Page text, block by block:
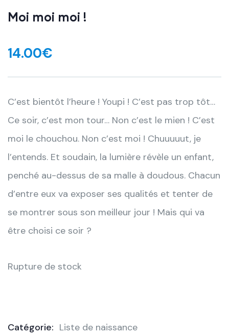
Moi moi moi !
14.00€
C’est bientôt l’heure ! Youpi ! C’est pas trop tôt…
Ce soir, c’est mon tour… Non c’est le mien ! C’est
moi le chouchou. Non c’est moi ! Chuuuuut, je
l’entends. Et soudain, la lumière révèle un enfant,
penché au-dessus de sa malle à doudous. Chacun
d’entre eux va exposer ses qualités et tenter de
se montrer sous son meilleur jour ! Mais qui va
être choisi ce soir ?
Rupture de stock
Catégorie: Liste de naissance